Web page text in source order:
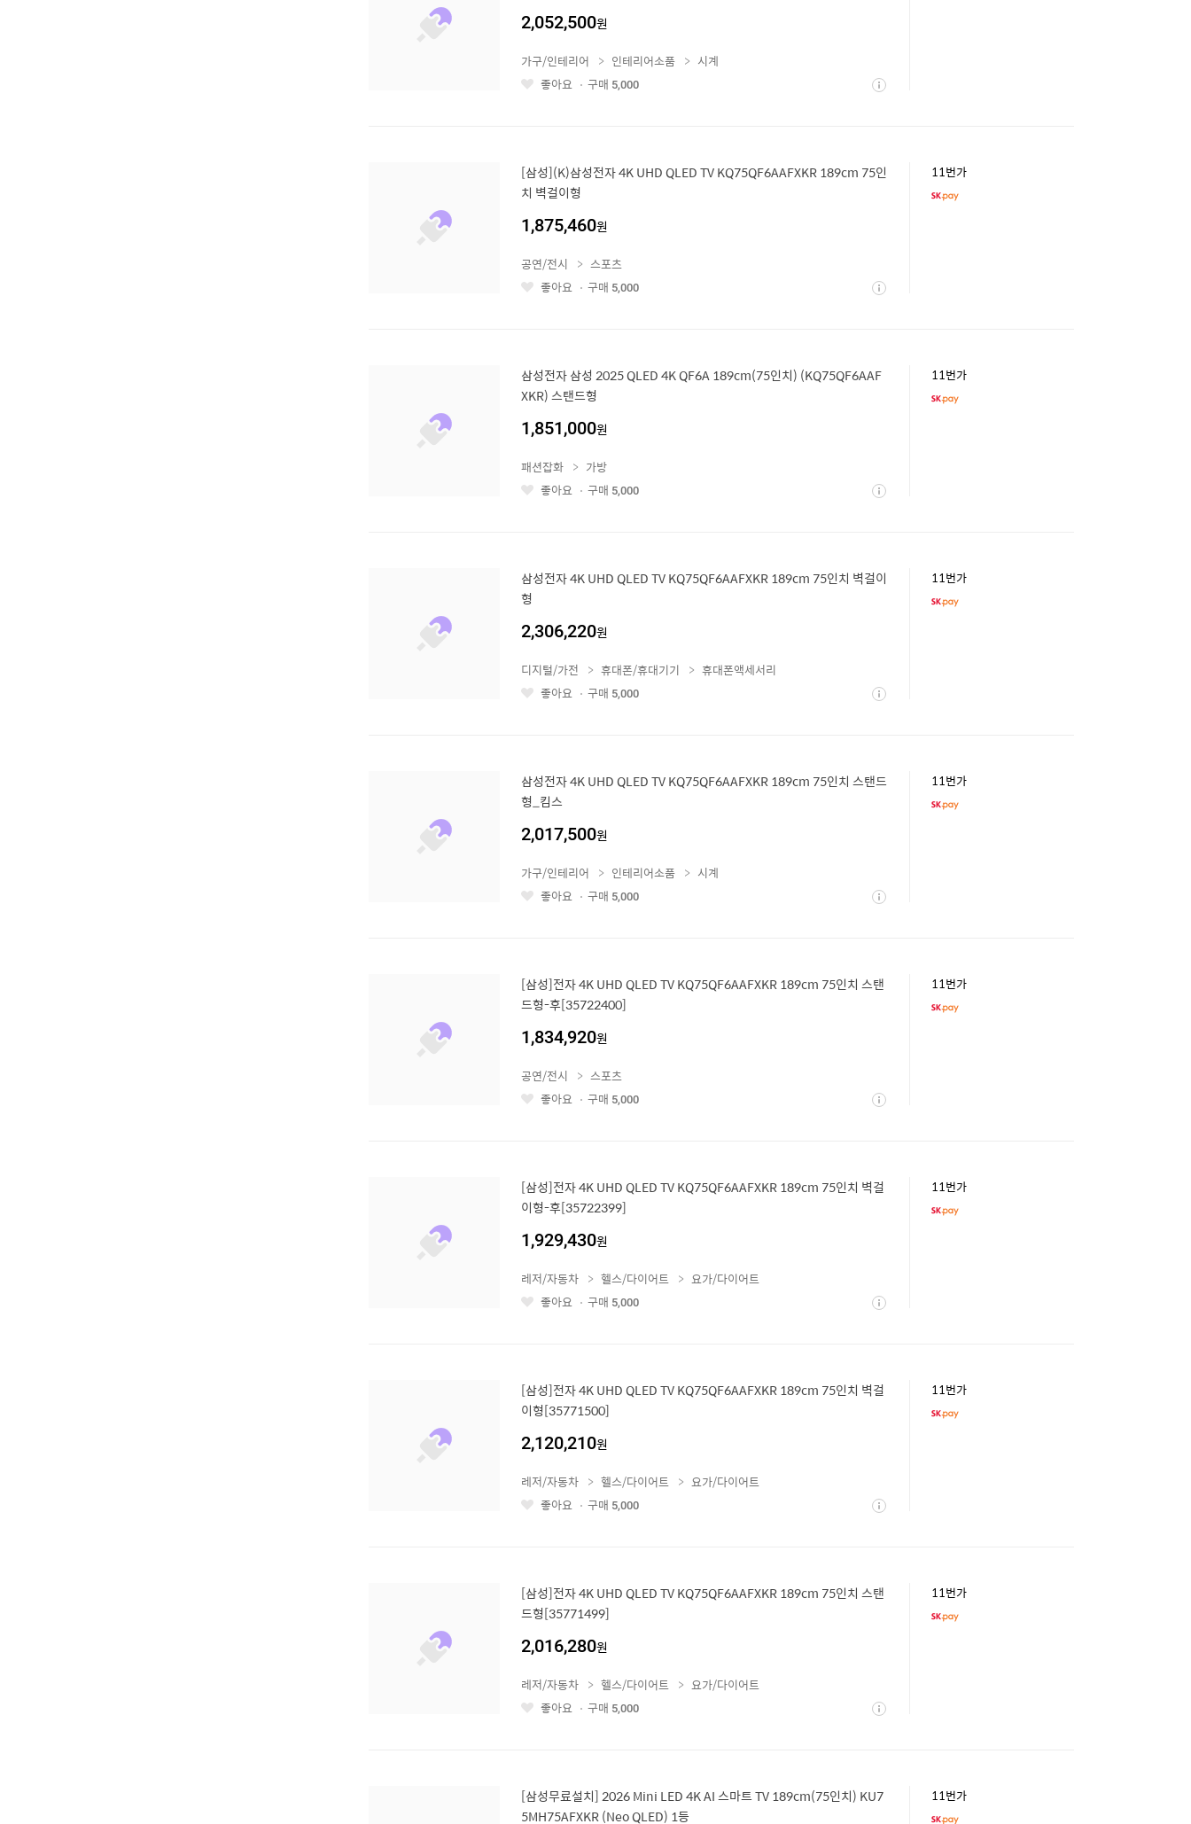
2,052,500원
좋 상
가구/인테리어 인테리어소품
시계
좋아요
구매 5,000
[삼성](K)삼성전자 4K UHD QLED TV KQ75QF6AAFXKR 189cm 75인
치 벽걸이형
1,875,460원
11번가
좋 상
공연/전시
스포츠
좋아요
구매 5,000
삼성전자 삼성 2025 QLED 4K QF6A 189cm(75인치) (KQ75QF6AAF
XKR) 스탠드형
1,851,000원
11번가
좋 상
패션잡화
가방
좋아요
구매 5,000
삼성전자 4K UHD QLED TV KQ75QF6AAFXKR 189cm 75인치 벽걸이
형
2,306,220원
11번가
좋 상
디지털/가전 휴대폰/휴대기기
휴대폰액세서리
좋아요
구매 5,000
삼성전자 4K UHD QLED TV KQ75QF6AAFXKR 189cm 75인치 스탠드
형_킴스
2,017,500원
11번가
좋 상
가구/인테리어 인테리어소품
시계
좋아요
구매 5,000
[삼성]전자 4K UHD QLED TV KQ75QF6AAFXKR 189cm 75인치 스탠
드형-후[35722400]
1,834,920원
11번가
좋 상
공연/전시
스포츠
좋아요
구매 5,000
[삼성]전자 4K UHD QLED TV KQ75QF6AAFXKR 189cm 75인치 벽걸
이형-후[35722399]
1,929,430원
11번가
좋 상
레저/자동차 헬스/다이어트
요가/다이어트
좋아요
구매 5,000
[삼성]전자 4K UHD QLED TV KQ75QF6AAFXKR 189cm 75인치 벽걸
이형[35771500]
2,120,210원
11번가
좋 상
레저/자동차 헬스/다이어트
요가/다이어트
좋아요
구매 5,000
[삼성]전자 4K UHD QLED TV KQ75QF6AAFXKR 189cm 75인치 스탠
드형[35771499]
2,016,280원
11번가
좋 상
레저/자동차 헬스/다이어트
요가/다이어트
좋아요
구매 5,000
[삼성무료설치] 2026 Mini LED 4K AI 스마트 TV 189cm(75인치) KU7
5MH75AFXKR (Neo QLED) 1등
11번가